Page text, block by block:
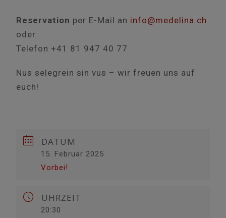
Reservation per E-Mail an info@medelina.ch
oder
Telefon +41 81 947 40 77
Nus selegrein sin vus – wir freuen uns auf
euch!
DATUM
15. Februar 2025
Vorbei!
UHRZEIT
20:30